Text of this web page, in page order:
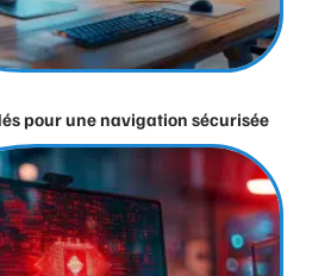
pour une navigation sécurisée